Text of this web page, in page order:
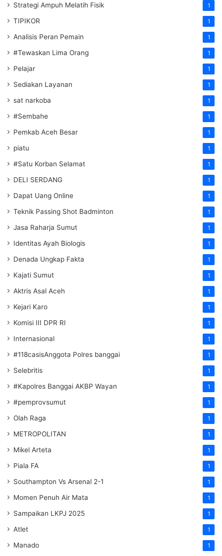
Strategi Ampuh Melatih Fisik 1
TIPIKOR 1
Analisis Peran Pemain 1
#Tewaskan Lima Orang 1
Pelajar 1
Sediakan Layanan 1
sat narkoba 1
#Sembahe 1
Pemkab Aceh Besar 1
piatu 1
#Satu Korban Selamat 1
DELI SERDANG 1
Dapat Uang Online 1
Teknik Passing Shot Badminton 1
Jasa Raharja Sumut 1
Identitas Ayah Biologis 1
Denada Ungkap Fakta 1
Kajati Sumut 1
Aktris Asal Aceh 1
Kejari Karo 1
Komisi III DPR RI 1
Internasional 1
#118casisAnggota Polres banggai 1
Selebritis 1
#Kapolres Banggai AKBP Wayan 1
#pemprovsumut 1
Olah Raga 1
METROPOLITAN 1
Mikel Arteta 1
Piala FA 1
Southampton Vs Arsenal 2-1 1
Momen Penuh Air Mata 1
Sampaikan LKPJ 2025 1
Atlet 1
Manado 1